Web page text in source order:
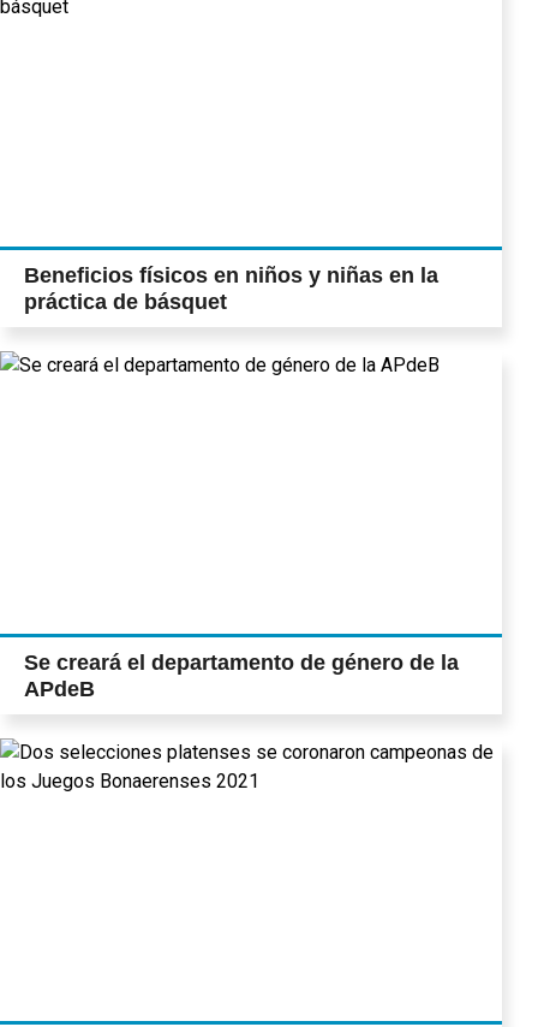
Beneficios físicos en niños y niñas en la
práctica de básquet
Se creará el departamento de género de la
APdeB